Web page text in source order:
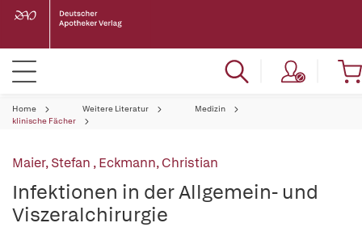
Home Weitere Literatur
Medizin
klinische Fächer
Maier, Stefan ,Eckmann, Christian
Infektionen in der Allgemein- und
Viszeralchirurgie